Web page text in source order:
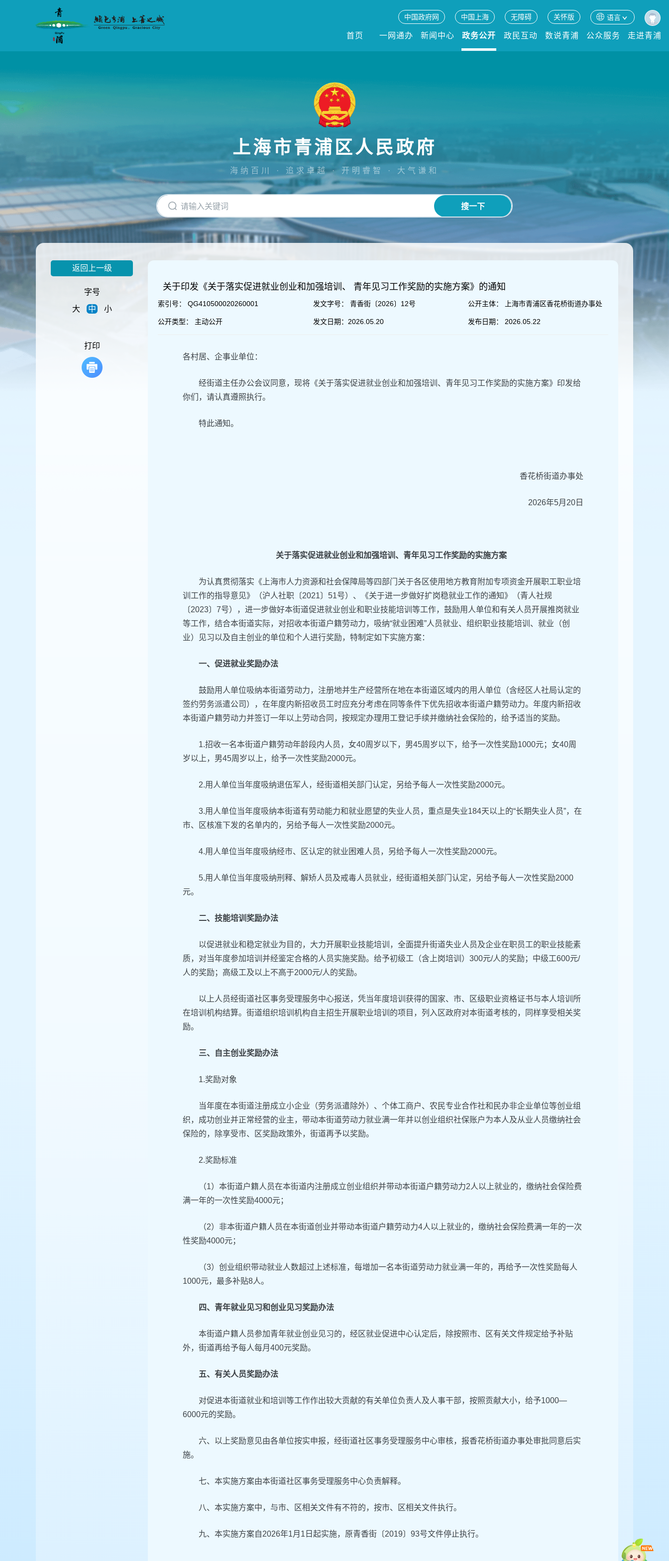
网
主
要
内
容
区
域
中国政府网 中国上海 无障碍 关怀版 语言
首页 一网通办 新闻中心 政务公开 政民互动 数说青浦 公众服务 走进青浦
上海市青浦区人民政府
海纳百川 · 追求卓越 · 开明睿智 · 大气谦和
搜一下
返回上一级
字号
大
中 小
打印
关于印发《关于落实促进就业创业和加强培训、 青年见习工作奖励的实施方案》的通知
索引号： QG410500020260001
公开类型： 主动公开
发文字号： 青香街〔2026〕12号
发文日期： 2026.05.20
公开主体： 上海市青浦区香花桥街道办事处
发布日期： 2026.05.22
各村居、企事业单位：
经街道主任办公会议同意，现将《关于落实促进就业创业和加强培训、青年见习工作奖励的实施方案》印发给
你们，请认真遵照执行。
特此通知。
香花桥街道办事处
2026年5月20日
关于落实促进就业创业和加强培训、青年见习工作奖励的实施方案
为认真贯彻落实《上海市人力资源和社会保障局等四部门关于各区使用地方教育附加专项资金开展职工职业培
训工作的指导意见》（沪人社职〔2021〕51号）、《关于进一步做好扩岗稳就业工作的通知》（青人社规
〔2023〕7号），进一步做好本街道促进就业创业和职业技能培训等工作，鼓励用人单位和有关人员开展推岗就业
等工作，结合本街道实际，对招收本街道户籍劳动力，吸纳“就业困难”人员就业、组织职业技能培训、就业（创
业）见习以及自主创业的单位和个人进行奖励，特制定如下实施方案：
一、促进就业奖励办法
鼓励用人单位吸纳本街道劳动力，注册地并生产经营所在地在本街道区域内的用人单位（含经区人社局认定的
签约劳务派遣公司），在年度内新招收员工时应充分考虑在同等条件下优先招收本街道户籍劳动力。年度内新招收
本街道户籍劳动力并签订一年以上劳动合同，按规定办理用工登记手续并缴纳社会保险的，给予适当的奖励。
1.招收一名本街道户籍劳动年龄段内人员，女40周岁以下，男45周岁以下，给予一次性奖励1000元；女40周
岁以上，男45周岁以上，给予一次性奖励2000元。
2.用人单位当年度吸纳退伍军人，经街道相关部门认定，另给予每人一次性奖励2000元。
3.用人单位当年度吸纳本街道有劳动能力和就业愿望的失业人员，重点是失业184天以上的“长期失业人员”，在
市、区核准下发的名单内的，另给予每人一次性奖励2000元。
4.用人单位当年度吸纳经市、区认定的就业困难人员，另给予每人一次性奖励2000元。
5.用人单位当年度吸纳刑释、解矫人员及戒毒人员就业，经街道相关部门认定，另给予每人一次性奖励2000
元。
二、技能培训奖励办法
以促进就业和稳定就业为目的，大力开展职业技能培训，全面提升街道失业人员及企业在职员工的职业技能素
质，对当年度参加培训并经鉴定合格的人员实施奖励。给予初级工（含上岗培训）300元/人的奖励；中级工600元/
人的奖励；高级工及以上不高于2000元/人的奖励。
以上人员经街道社区事务受理服务中心报送，凭当年度培训获得的国家、市、区级职业资格证书与本人培训所
在培训机构结算。街道组织培训机构自主招生开展职业培训的项目，列入区政府对本街道考核的，同样享受相关奖
励。
三、自主创业奖励办法
1.奖励对象
当年度在本街道注册成立小企业（劳务派遣除外）、个体工商户、农民专业合作社和民办非企业单位等创业组
织，成功创业并正常经营的业主，带动本街道劳动力就业满一年并以创业组织社保账户为本人及从业人员缴纳社会
保险的，除享受市、区奖励政策外，街道再予以奖励。
2.奖励标准
（1）本街道户籍人员在本街道内注册成立创业组织并带动本街道户籍劳动力2人以上就业的，缴纳社会保险费
满一年的一次性奖励4000元；
（2）非本街道户籍人员在本街道创业并带动本街道户籍劳动力4人以上就业的，缴纳社会保险费满一年的一次
性奖励4000元；
（3）创业组织带动就业人数超过上述标准，每增加一名本街道劳动力就业满一年的，再给予一次性奖励每人
1000元，最多补贴8人。
四、青年就业见习和创业见习奖励办法
本街道户籍人员参加青年就业创业见习的，经区就业促进中心认定后，除按照市、区有关文件规定给予补贴
外，街道再给予每人每月400元奖励。
五、有关人员奖励办法
对促进本街道就业和培训等工作作出较大贡献的有关单位负责人及人事干部，按照贡献大小，给予1000—
6000元的奖励。
六、以上奖励意见由各单位按实申报，经街道社区事务受理服务中心审核，报香花桥街道办事处审批同意后实
施。
七、本实施方案由本街道社区事务受理服务中心负责解释。
八、本实施方案中，与市、区相关文件有不符的，按市、区相关文件执行。
九、本实施方案自2026年1月1日起实施，原青香街〔2019〕93号文件停止执行。